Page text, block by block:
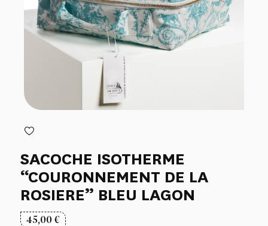
SACOCHE ISOTHERME
“COURONNEMENT DE LA
ROSIERE” BLEU LAGON
45,00€